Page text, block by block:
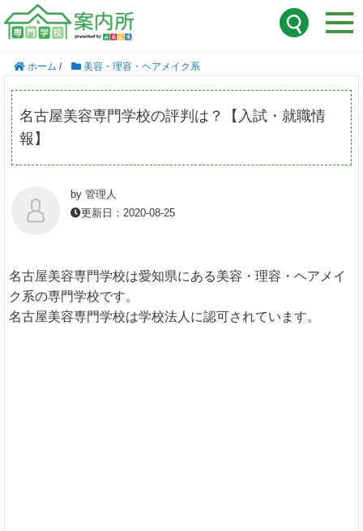
ホーム / 美容・理容・ヘアメイク系
名古屋美容専門学校の評判は？【入試・就職情
報】
by 管理人
更新日：2020-08-25
名古屋美容専門学校は愛知県にある美容・理容・ヘアメイ
ク系の専門学校です。
名古屋美容専門学校は学校法人に認可されています。